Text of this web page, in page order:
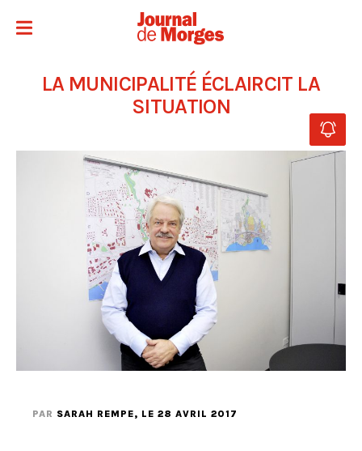
LA MUNICIPALITÉ ÉCLAIRCIT LA
SITUATION
PAR SARAH REMPE, LE 28 AVRIL 2017